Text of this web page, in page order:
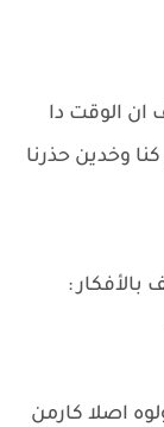
ان الوقت دا
وخدين حذرنا
:
اصلا كارمن